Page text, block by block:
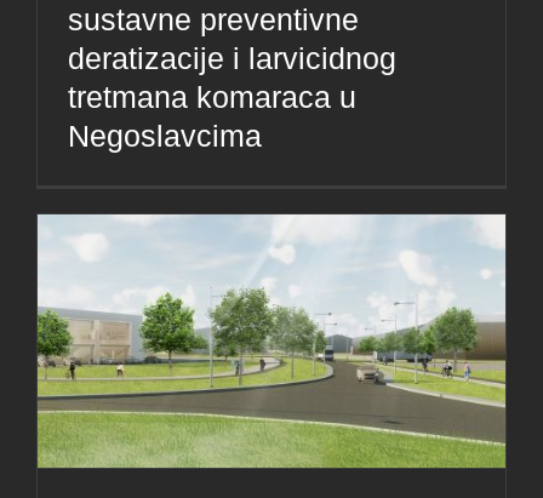
sustavne preventivne
deratizacije i larvicidnog
tretmana komaraca u
Negoslavcima